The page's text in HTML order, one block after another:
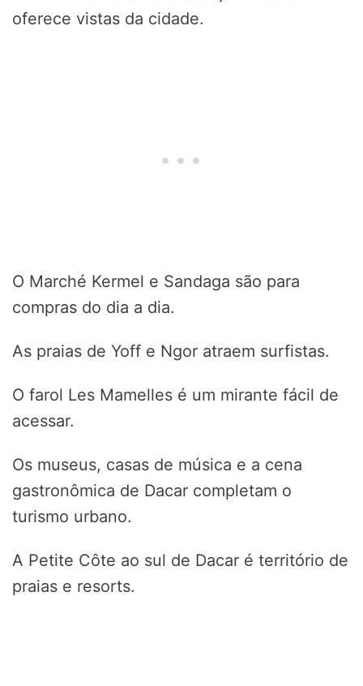
oferece vistas da cidade.
O Marché Kermel e Sandaga são para
compras do dia a dia.
As praias de Yoff e Ngor atraem surfistas.
O farol Les Mamelles é um mirante fácil de
acessar.
Os museus, casas de música e a cena
gastronômica de Dacar completam o
turismo urbano.
A Petite Côte ao sul de Dacar é território de
praias e resorts.